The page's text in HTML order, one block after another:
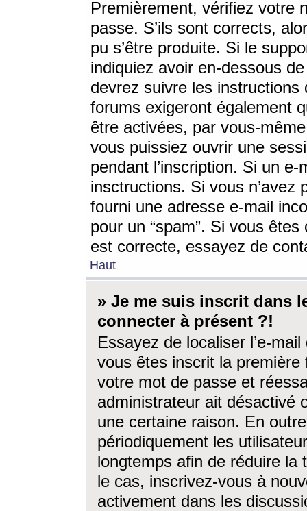
Premièrement, vérifiez votre
passe. S’ils sont corrects,
pu s’être produite. Si le
indiquiez avoir en-dessous
devrez suivre les
forums exigeront également
être activées, par vous-
vous puissiez ouvrir une
pendant l’inscription. Si un
insctructions. Si vous n’avez
fourni une adresse e-mail
pour un “spam”. Si vous
est correcte, essayez de
Haut
» Je me suis inscrit dans
connecter à présent ?!
Essayez de localiser l’e-
vous êtes inscrit la première
votre mot de passe et
administrateur ait désactivé
une certaine raison. En
périodiquement les
longtemps afin de réduire la
le cas, inscrivez-vous à
activement dans les